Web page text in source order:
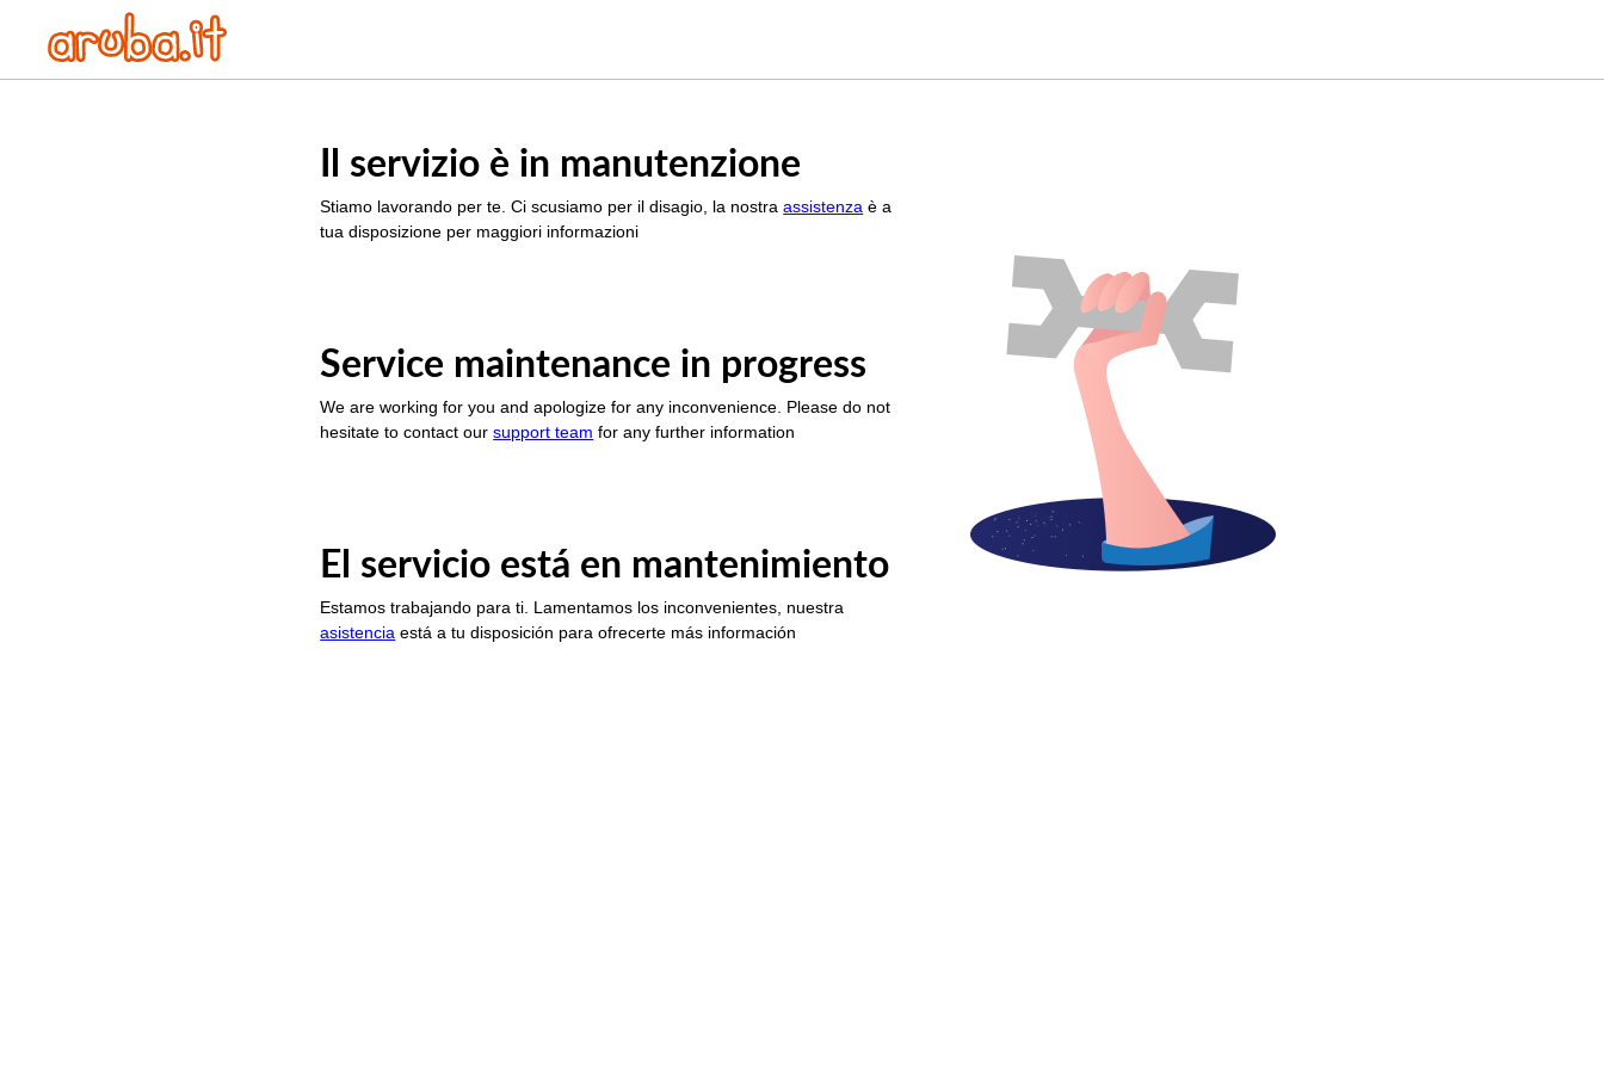
Il servizio è in manutenzione
Stiamo lavorando per te. Ci scusiamo per il disagio, la nostraassistenza è a
tua disposizione per maggiori informazioni
Service maintenance in progress
We are working for you and apologize for any inconvenience. Please do not
hesitate to contact oursupport team for any further information
El servicio está en mantenimiento
Estamos trabajando para ti. Lamentamos los inconvenientes, nuestra
asistencia está a tu disposición para ofrecerte más información